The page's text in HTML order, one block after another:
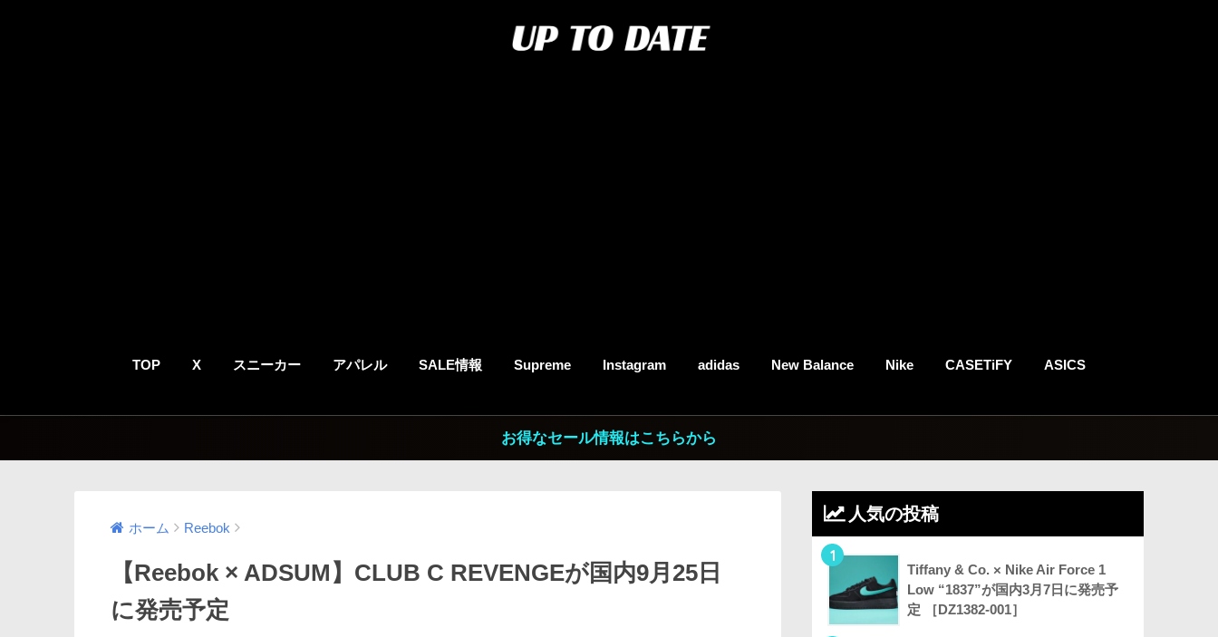
TOP X スニーカー アパレル SALE情報 Supreme Instagram adidas New Balance Nike CASETiFY ASICS
お得なセール情報はこちらから
ホーム Reebok
【Reebok × ADSUM】CLUB C REVENGEが国内9月25日
に発売予定
人気の投稿
1
Tiffany & Co. × Nike Air Force 1
Low “1837”が国内3月7日に発売予
定 ［DZ1382-001］